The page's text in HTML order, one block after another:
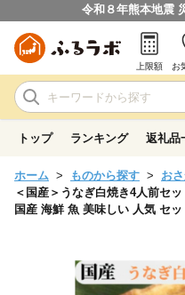
令和８年熊本地震
上限額 お
トップ ランキング 返礼品
ホーム ものから探す お
＜国産＞うなぎ白焼き4人前セ
国産 海鮮 魚 美味しい 人気 セッ